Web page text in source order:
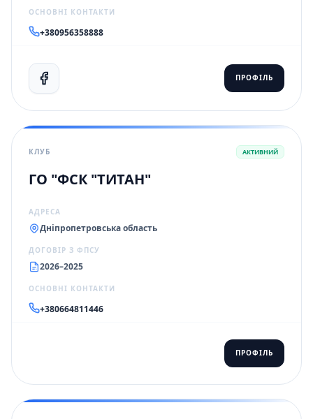
ОСНОВНІ КОНТАКТИ
+380956358888
ПРОФІЛЬ
КЛУБ АКТИВНИЙ
ГО "ФСК "ТИТАН"
АДРЕСА
Дніпропетровська область
ДОГОВІР З ФПСУ
2026–2025
ОСНОВНІ КОНТАКТИ
+380664811446
ПРОФІЛЬ